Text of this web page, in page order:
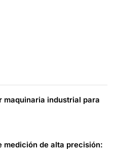
maquinaria industrial para
medición de alta precisión: